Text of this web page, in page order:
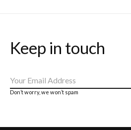
Keep in touch
Don’t worry, we won’t spam